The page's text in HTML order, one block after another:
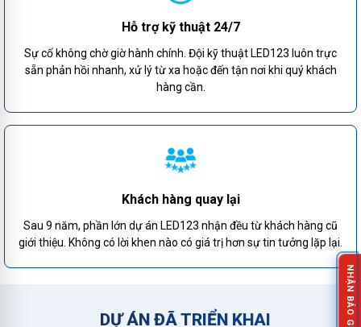
Hỗ trợ kỹ thuật 24/7
Sự cố không chờ giờ hành chính. Đội kỹ thuật LED123 luôn trực
sẵn phản hồi nhanh, xử lý từ xa hoặc đến tận nơi khi quý khách
hàng cần.
Khách hàng quay lại
Sau 9 năm, phần lớn dự án LED123 nhận đều từ khách hàng cũ
giới thiệu. Không có lời khen nào có giá trị hơn sự tin tưởng lặp lại.
DỰ ÁN ĐÃ TRIỂN KHAI